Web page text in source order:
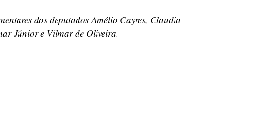
dos deputados Amélio Cayres, Claudia
Júnior e Vilmar de Oliveira.